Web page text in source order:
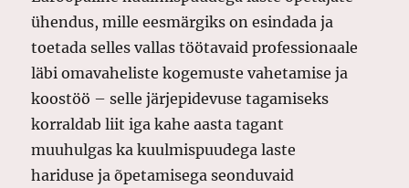
ühendus, mille eesmärgiks on esindada ja
toetada selles vallas töötavaid professionaale
läbi omavaheliste kogemuste vahetamise ja
koostöö – selle järjepidevuse tagamiseks
korraldab liit iga kahe aasta tagant
muuhulgas ka kuulmispuudega laste
hariduse ja õpetamisega seonduvaid